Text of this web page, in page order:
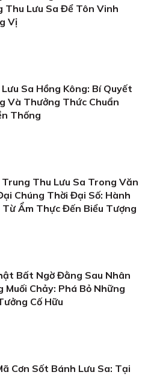
Thu Lưu Sa Để Tôn Vinh
Vị
Sa Hồng Kông: Bí Quyết
Và Thưởng Thức Chuẩn
Thống
Trung Thu Lưu Sa Trong Văn
Chúng Thời Đại Số: Hành
Ẩm Thực Đến Biểu Tượng
Bất Ngờ Đằng Sau Nhân
Muối Chảy: Phá Bỏ Những
Cố Hữu
Cơn Sốt Bánh Lưu Sa: Tại